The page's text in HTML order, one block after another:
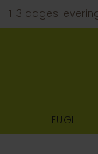
1-3 dages
FUGL